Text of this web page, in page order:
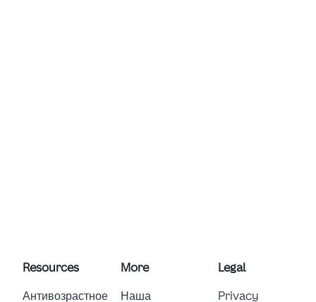
Resources
Антивозрастное
More
Наша
Legal
Privacy